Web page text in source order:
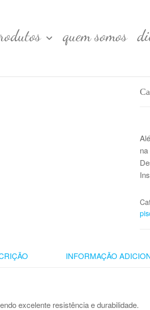
quem somos
INFORMAÇÃO
excelente resistência e durabilidade.